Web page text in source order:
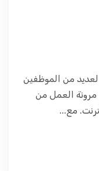
من الموظفين
مرونة العمل من
مع...